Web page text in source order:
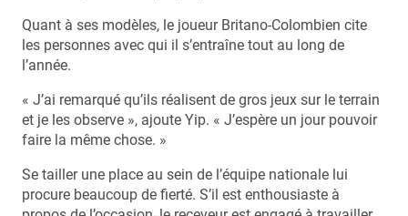
Quant à ses modèles, le joueur Britano-Colombien cite
les personnes avec qui il s’entraîne tout au long de
l’année.
« J’ai remarqué qu’ils réalisent de gros jeux sur le terrain
et je les observe », ajoute Yip. « J’espère un jour pouvoir
faire la même chose. »
Se tailler une place au sein de l’équipe nationale lui
procure beaucoup de fierté. S’il est enthousiaste à